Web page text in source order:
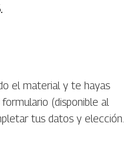
el material y te hayas
(disponible al
tus datos y elección.